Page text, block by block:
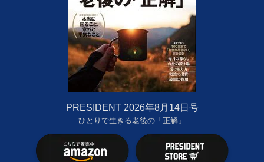
PRESIDENT 2026年8月14日号
ひとりで生きる老後の「正解」